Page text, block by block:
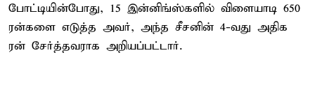
போட்டியின்போது, 15 இன்னிங்ஸ்களில் விளையாடி 650
ரன்களை எடுத்த அவர், அந்த சீசனின் 4-வது அதிக
ரன் சேர்த்தவராக அறியப்பட்டார்.